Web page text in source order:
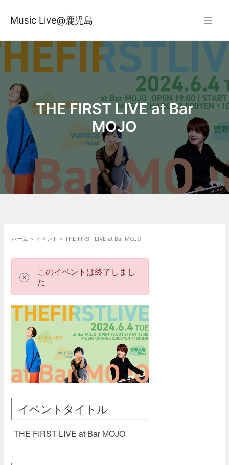
ス
Music Live@鹿児島
THE FIRST LIVE at Bar
MOJO
ホーム イベント THE FIRST LIVE at Bar MOJO
このイベントは終了しまし
た
イベントタイトル
THE FIRST LIVE at Bar MOJO